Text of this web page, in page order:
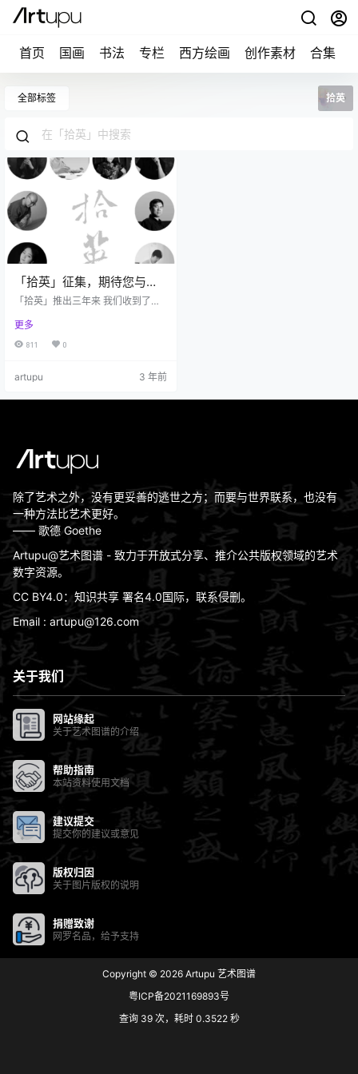
首页 国画 书法 专栏 西方绘画 创作素材 合集
全部标签 拾英
「拾英」征集，期待您与我
们同行！
「拾英」推出三年来 我们收到了入
式入驻 发布作品6548+幅 达到了9,
357,144+次浏览 迄今为止，我们已
得60万+观看 举办了「拾英年度邀
作品举行拍卖 拾英仍在继续 我们期
更多
811 0
artupu 3 年前
除了艺术之外，没有更妥善的逃世之方；而要与世界联系，也没有
一种方法比艺术更好。
—— 歌德 Goethe
Artupu@艺术图谱 - 致力于开放式分享、推介公共版权领域的艺术
数字资源。
CC BY4.0：知识共享 署名4.0国际，联系侵删。
Email : artupu@126.com
关于我们
网站缘起
关于艺术图谱的介绍
帮助指南
本站资料使用文档
建议提交
提交你的建议或意见
版权归因
关于图片版权的说明
捐赠致谢
网罗名品，给予支持
Copyright © 2026 Artupu 艺术图谱
粤ICP备2021169893号
查询 39 次，耗时 0.3522 秒